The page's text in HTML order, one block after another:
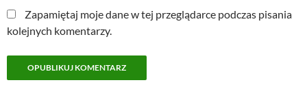
Zapamiętaj moje dane w tej przeglądarce podczas pisania
kolejnych komentarzy.